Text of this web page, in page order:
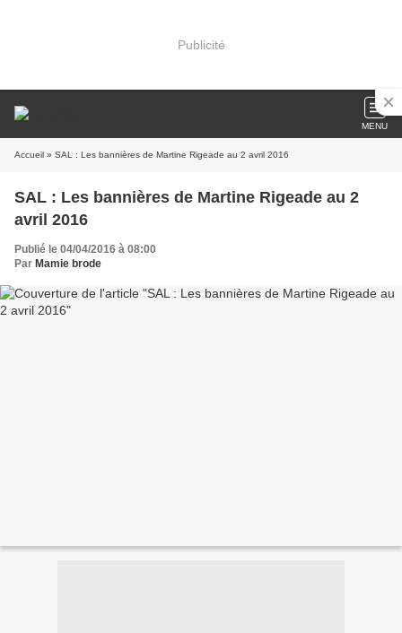
Publicité
MENU
Accueil » SAL : Les bannières de Martine Rigeade au 2 avril 2016
SAL : Les bannières de Martine Rigeade au 2
avril 2016
Publié le 04/04/2016 à 08:00
Par Mamie brode